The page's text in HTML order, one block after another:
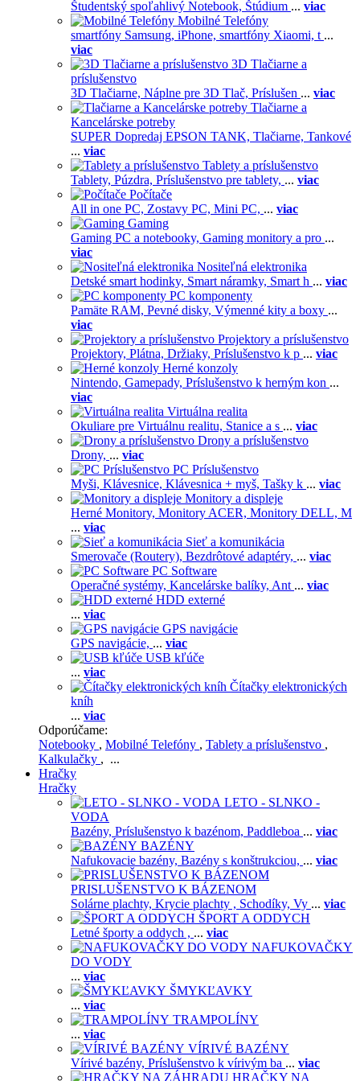
Študentský spoľahlivý Notebook, Štúdium ... viac
Mobilné Telefóny
smartfóny Samsung, iPhone, smartfóny Xiaomi, t ...
viac
3D Tlačiarne a
príslušenstvo
3D Tlačiarne, Náplne pre 3D Tlač, Príslušen ... viac
Tlačiarne a
Kancelárske potreby
SUPER Dopredaj EPSON TANK, Tlačiarne, Tankové
... viac
Tablety a príslušenstvo
Tablety, Púzdra, Príslušenstvo pre tablety, ... viac
Počítače
All in one PC, Zostavy PC, Mini PC, ... viac
Gaming
Gaming PC a notebooky, Gaming monitory a pro ...
viac
Nositeľná elektronika
Detské smart hodinky, Smart náramky, Smart h ... viac
PC komponenty
Pamäte RAM, Pevné disky, Výmenné kity a boxy ...
viac
Projektory a príslušenstvo
Projektory, Plátna, Držiaky, Príslušenstvo k p ... viac
Herné konzoly
Nintendo, Gamepady, Príslušenstvo k herným kon ...
viac
Virtuálna realita
Okuliare pre Virtuálnu realitu, Stanice a s ... viac
Drony a príslušenstvo
Drony, ... viac
PC Príslušenstvo
Myši, Klávesnice, Klávesnica + myš, Tašky k ... viac
Monitory a displeje
Herné Monitory, Monitory ACER, Monitory DELL, M
... viac
Sieť a komunikácia
Smerovače (Routery), Bezdrôtové adaptéry, ... viac
PC Software
Operačné systémy, Kancelárske balíky, Ant ... viac
HDD externé
... viac
GPS navigácie
GPS navigácie, ... viac
USB kľúče
... viac
Čítačky elektronických
kníh
... viac
Odporúčame:
Notebooky , Mobilné Telefóny , Tablety a príslušenstvo ,
Kalkulačky , ...
Hračky
Hračky
LETO - SLNKO -
VODA
Bazény, Príslušenstvo k bazénom, Paddleboa ... viac
BAZÉNY
Nafukovacie bazény, Bazény s konštrukciou, ... viac
PRISLUŠENSTVO K BÁZENOM
Solárne plachty, Krycie plachty , Schodíky, Vy ... viac
ŠPORT A ODDYCH
Letné športy a oddych , ... viac
NAFUKOVAČKY
DO VODY
... viac
ŠMYKĽAVKY
... viac
TRAMPOLÍNY
... viac
VÍRIVÉ BAZÉNY
Vírivé bazény, Príslušenstvo k vírivým ba ... viac
HRAČKY NA